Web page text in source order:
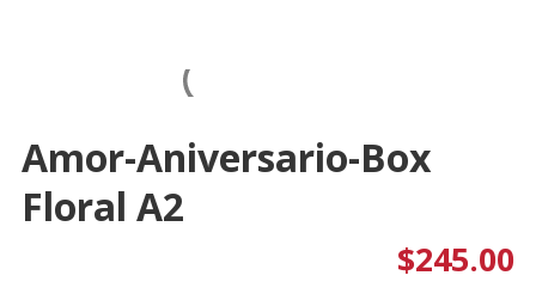
Amor-Aniversario-Box
Floral A2
$245.00